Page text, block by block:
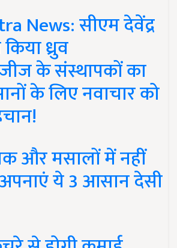
News: सीएम देवेंद्र
ध्रुव
के संस्थापकों का
के लिए नवाचार को
और मसालों में नहीं
ये 3 आसान देसी